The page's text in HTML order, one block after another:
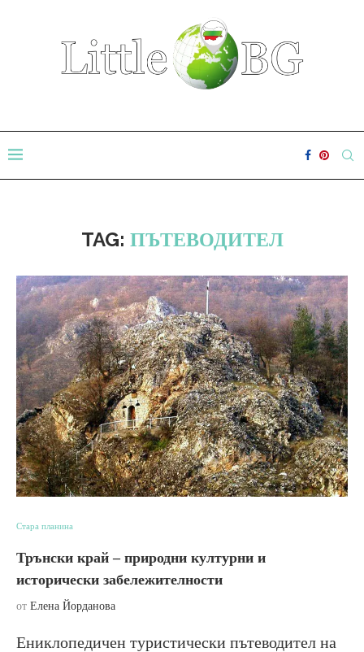
TAG: ПЪТЕВОДИТЕЛ
Стара планина
Трънски край – природни културни и
исторически забележителности
от Елена Йорданова
Ениклопедичен туристически пътеводител на